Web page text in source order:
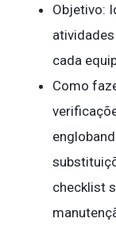
Objetivo:
cada
Como
checklist